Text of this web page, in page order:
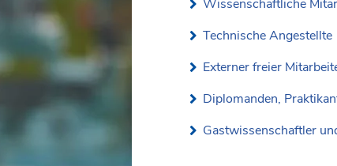
Wissenschaftliche
Technische Angestellte
Externer freier
Diplomanden,
Gastwissenschaftler